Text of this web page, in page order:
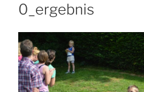
0_ergebnis